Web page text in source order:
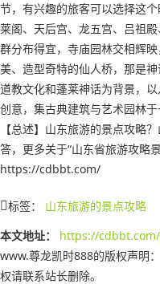
节，有兴趣的旅客可以选择这
莱阁、天后宫、龙五宫、吕祖
群分布得宜，寺庙园林交相辉
美、造型奇特的仙人桥，那是
道教文化和蓬莱神话为背景，
创意，集古典建筑与艺术园林于
【总述】山东旅游的景点攻略
答，更多关于“山东省旅游攻略
https://cdbbt.com/
标签： 山东旅游的景点攻略
本文地址：
https://
www.尊龙凯时888的版权声明：
权请联系站长删除。